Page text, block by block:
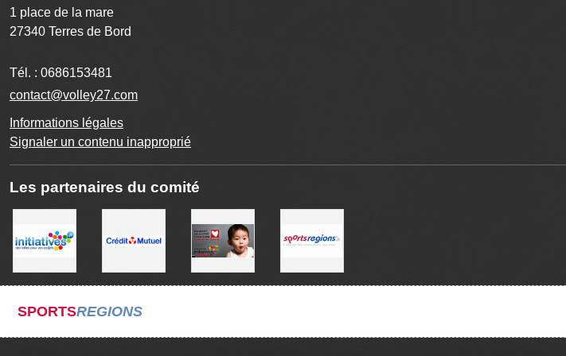
1 place de la mare
27340 Terres de Bord
Tél. : 0686153481
contact@volley27.com
Informations légales
Signaler un contenu inapproprié
Les partenaires du comité
SPORTSREGIONS